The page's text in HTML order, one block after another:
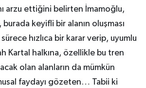
arzu ettiğini belirten İmamoğlu,
keyifli bir alanın oluşması
hızlıca bir karar verip, uyumlu
Kartal halkına, özellikle bu tren
olan alanların da mümkün
faydayı gözeten… Tabii ki